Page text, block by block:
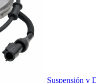
Suspensión y